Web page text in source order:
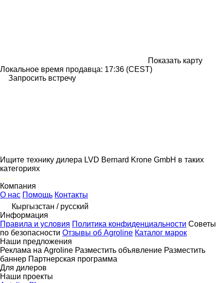
Показать карту
Локальное время продавца: 17:36 (CEST)
Запросить встречу
Ищите технику дилера LVD Bernard Krone GmbH в таких
категориях
disallow-in-dsa
Компания
О нас Помощь Контакты
Кыргызстан / русский
Информация
Правила и условия Политика конфиденциальности Советы
по безопасности Отзывы об Agroline Каталог марок
Наши предложения
Реклама на Agroline Разместить объявление Разместить
баннер Партнерская программа
Для дилеров
Наши проекты